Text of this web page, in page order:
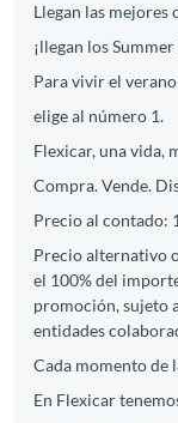
Llegan las mejores
¡llegan los
Para vivir el
elige al número 1.
Flexicar, una vida,
Compra. Vende.
Precio al contado:
Precio alternativo
el 100% del
promoción, sujeto
entidades
Cada momento de
En Flexicar